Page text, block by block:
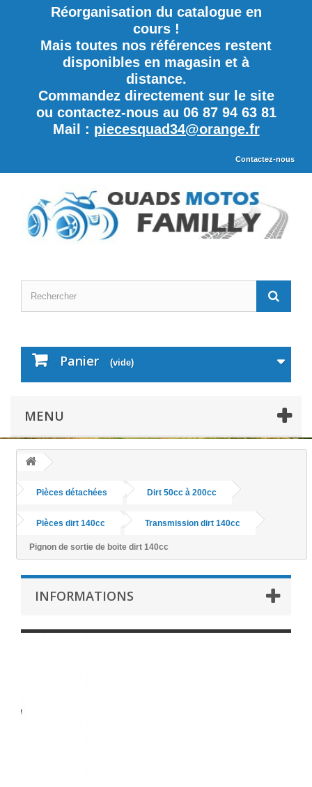
Réorganisation du catalogue en
cours !
Mais toutes nos références restent
disponibles en magasin et à
distance.
Commandez directement sur le site
ou contactez-nous au 06 87 94 63 81
Mail : piecesquad34@orange.fr
Contactez-nous
Panier (vide)
MENU
Pièces détachées Dirt 50cc à 200cc
Pièces dirt 140cc Transmission dirt 140cc
Pignon de sortie de boite dirt 140cc
INFORMATIONS